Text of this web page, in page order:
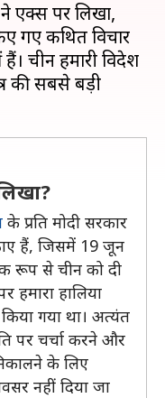
एक्स पर लिखा,
गए कथित विचार
चीन हमारी विदेश
की सबसे बड़ी
के प्रति मोदी सरकार
हैं, जिसमें 19 जून
रूप से चीन को दी
हमारा हालिया
गया था। अत्यंत
पर चर्चा करने और
के लिए
नहीं दिया जा